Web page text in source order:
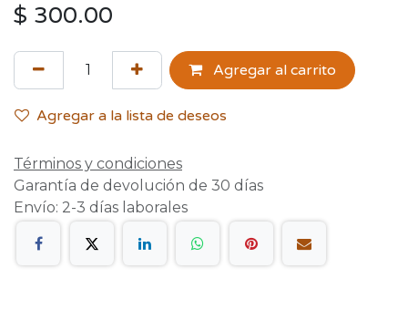
$ 300.00
Agregar al carrito
Agregar a la lista de deseos
Términos y condiciones
Garantía de devolución de 30 días
Envío: 2-3 días laborales